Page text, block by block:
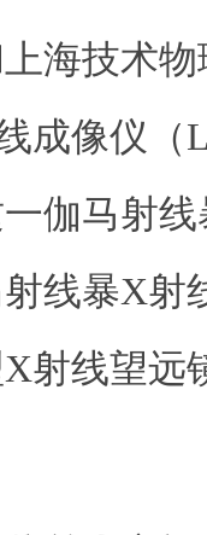
技术物
成像仪（
伽马射
线暴X射
X射线望